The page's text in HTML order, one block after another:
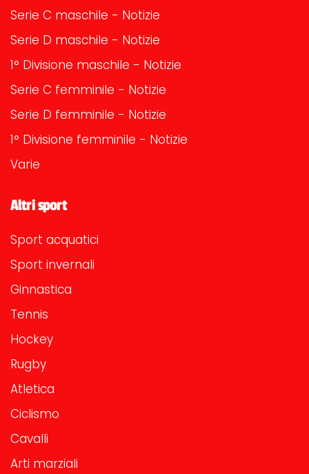
Serie C maschile - Notizie
Serie D maschile - Notizie
1° Divisione maschile - Notizie
Serie C femminile - Notizie
Serie D femminile - Notizie
1° Divisione femminile - Notizie
Varie
Altri sport
Sport acquatici
Sport invernali
Ginnastica
Tennis
Hockey
Rugby
Atletica
Ciclismo
Cavalli
Arti marziali